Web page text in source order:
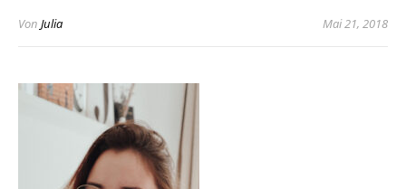
Von Julia Mai 21, 2018